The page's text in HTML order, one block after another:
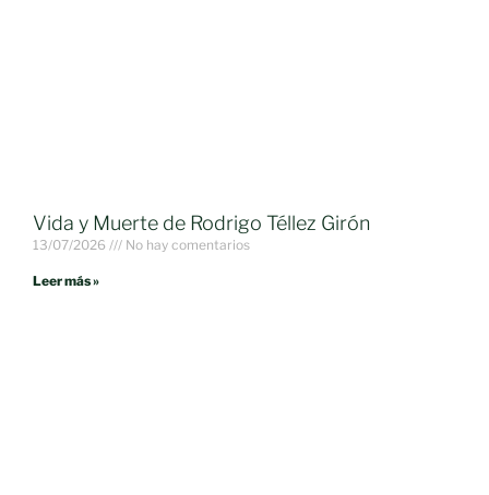
Vida y Muerte de Rodrigo Téllez Girón
13/07/2026 No hay comentarios
Leer más »